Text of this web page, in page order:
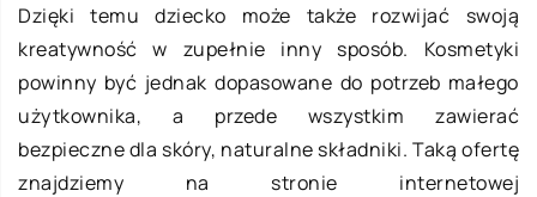
Dzięki temu dziecko może także rozwijać swoją
kreatywność w zupełnie inny sposób. Kosmetyki
powinny być jednak dopasowane do potrzeb małego
użytkownika, a przede wszystkim zawierać
bezpieczne dla skóry, naturalne składniki. Taką ofertę
znajdziemy na stronie internetowej